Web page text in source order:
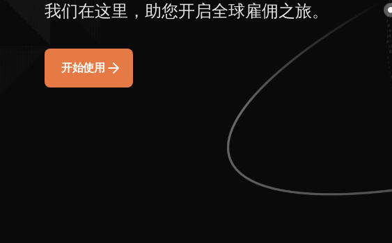
我们在这里，助您开启全球雇佣之旅。
开始使用